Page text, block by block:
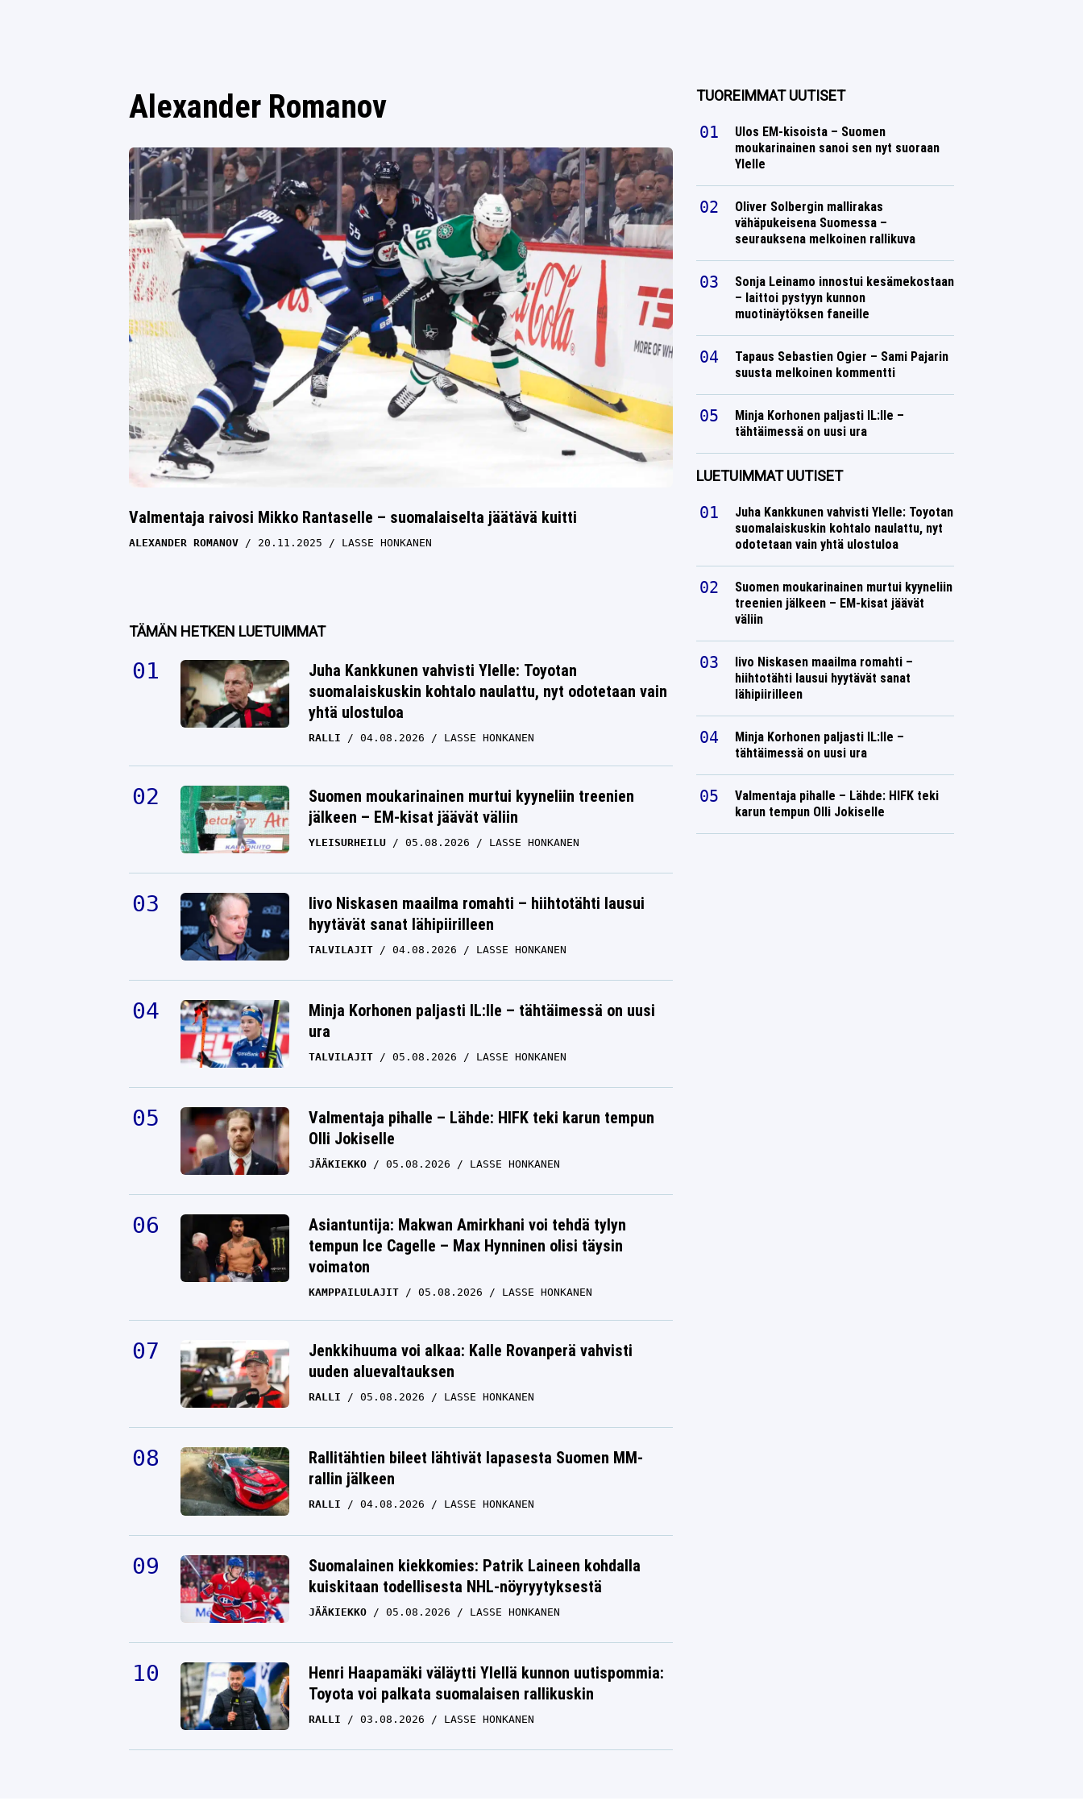
Alexander Romanov
Valmentaja raivosi Mikko Rantaselle – suomalaiselta jäätävä kuitti
ALEXANDER ROMANOV 20.11.2025 LASSE HONKANEN
TÄMÄN HETKEN LUETUIMMAT
Juha Kankkunen vahvisti Ylelle: Toyotan
suomalaiskuskin kohtalo naulattu, nyt odotetaan vain
yhtä ulostuloa
RALLI 04.08.2026 LASSE HONKANEN
Suomen moukarinainen murtui kyyneliin treenien
jälkeen – EM-kisat jäävät väliin
YLEISURHEILU 05.08.2026 LASSE HONKANEN
Iivo Niskasen maailma romahti – hiihtotähti lausui
hyytävät sanat lähipiirilleen
TALVILAJIT 04.08.2026 LASSE HONKANEN
Minja Korhonen paljasti IL:lle – tähtäimessä on uusi
ura
TALVILAJIT 05.08.2026 LASSE HONKANEN
Valmentaja pihalle – Lähde: HIFK teki karun tempun
Olli Jokiselle
JÄÄKIEKKO 05.08.2026 LASSE HONKANEN
Asiantuntija: Makwan Amirkhani voi tehdä tylyn
tempun Ice Cagelle – Max Hynninen olisi täysin
voimaton
KAMPPAILULAJIT 05.08.2026 LASSE HONKANEN
Jenkkihuuma voi alkaa: Kalle Rovanperä vahvisti
uuden aluevaltauksen
RALLI 05.08.2026 LASSE HONKANEN
Rallitähtien bileet lähtivät lapasesta Suomen MM-
rallin jälkeen
RALLI 04.08.2026 LASSE HONKANEN
Suomalainen kiekkomies: Patrik Laineen kohdalla
kuiskitaan todellisesta NHL-nöyryytyksestä
JÄÄKIEKKO 05.08.2026 LASSE HONKANEN
Henri Haapamäki väläytti Ylellä kunnon uutispommia:
Toyota voi palkata suomalaisen rallikuskin
RALLI 03.08.2026 LASSE HONKANEN
TUOREIMMAT UUTISET
Ulos EM-kisoista – Suomen
moukarinainen sanoi sen nyt suoraan
Ylelle
Oliver Solbergin mallirakas
vähäpukeisena Suomessa –
seurauksena melkoinen rallikuva
Sonja Leinamo innostui kesämekostaan
– laittoi pystyyn kunnon
muotinäytöksen faneille
Tapaus Sebastien Ogier – Sami Pajarin
suusta melkoinen kommentti
Minja Korhonen paljasti IL:lle –
tähtäimessä on uusi ura
LUETUIMMAT UUTISET
Juha Kankkunen vahvisti Ylelle: Toyotan
suomalaiskuskin kohtalo naulattu, nyt
odotetaan vain yhtä ulostuloa
Suomen moukarinainen murtui kyyneliin
treenien jälkeen – EM-kisat jäävät
väliin
Iivo Niskasen maailma romahti –
hiihtotähti lausui hyytävät sanat
lähipiirilleen
Minja Korhonen paljasti IL:lle –
tähtäimessä on uusi ura
Valmentaja pihalle – Lähde: HIFK teki
karun tempun Olli Jokiselle